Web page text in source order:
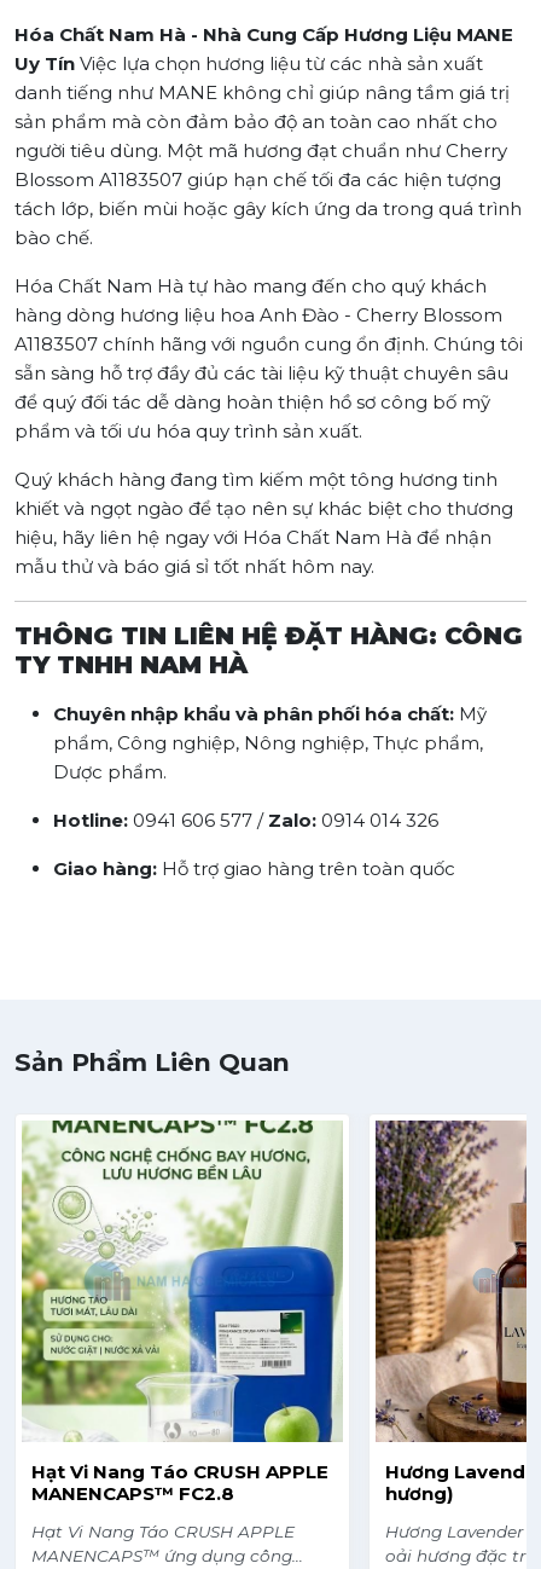
Hóa Chất Nam Hà - Nhà Cung Cấp Hương Liệu MANE
Uy Tín Việc lựa chọn hương liệu từ các nhà sản xuất
danh tiếng như MANE không chỉ giúp nâng tầm giá trị
sản phẩm mà còn đảm bảo độ an toàn cao nhất cho
người tiêu dùng. Một mã hương đạt chuẩn như Cherry
Blossom A1183507 giúp hạn chế tối đa các hiện tượng
tách lớp, biến mùi hoặc gây kích ứng da trong quá trình
bào chế.
Hóa Chất Nam Hà tự hào mang đến cho quý khách
hàng dòng hương liệu hoa Anh Đào - Cherry Blossom
A1183507 chính hãng với nguồn cung ổn định. Chúng tôi
sẵn sàng hỗ trợ đầy đủ các tài liệu kỹ thuật chuyên sâu
để quý đối tác dễ dàng hoàn thiện hồ sơ công bố mỹ
phẩm và tối ưu hóa quy trình sản xuất.
Quý khách hàng đang tìm kiếm một tông hương tinh
khiết và ngọt ngào để tạo nên sự khác biệt cho thương
hiệu, hãy liên hệ ngay với Hóa Chất Nam Hà để nhận
mẫu thử và báo giá sỉ tốt nhất hôm nay.
THÔNG TIN LIÊN HỆ ĐẶT HÀNG: CÔNG
TY TNHH NAM HÀ
Chuyên nhập khẩu và phân phối hóa chất: Mỹ
phẩm, Công nghiệp, Nông nghiệp, Thực phẩm,
Dược phẩm.
Hotline: 0941 606 577 / Zalo: 0914 014 326
Giao hàng: Hỗ trợ giao hàng trên toàn quốc
Sản Phẩm Liên Quan
Hạt Vi Nang Táo CRUSH APPLE
MANENCAPS™ FC2.8
Hạt Vi Nang Táo CRUSH APPLE
MANENCAPS™ ứng dụng công
Hương
hương)
Hương Lavender
oải hương đặc